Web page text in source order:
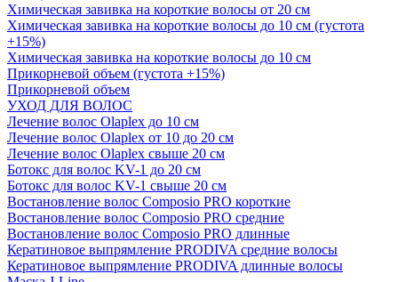
Химическая завивка на короткие волосы от 20 см
Химическая завивка на короткие волосы до 10 см (густота
+15%)
Химическая завивка на короткие волосы до 10 см
Прикорневой объем (густота +15%)
Прикорневой объем
УХОД ДЛЯ ВОЛОС
Лечение волос Olapleх до 10 см
Лечение волос Olapleх от 10 до 20 см
Лечение волос Olapleх свыше 20 см
Ботокс для волос KV-1 до 20 см
Ботокс для волос KV-1 свыше 20 см
Востановление волос Composio PRO короткие
Востановление волос Composio PRO средние
Востановление волос Composio PRO длинные
Кератиновое выпрямление PRODIVA средние волосы
Кератиновое выпрямление PRODIVA длинные волосы